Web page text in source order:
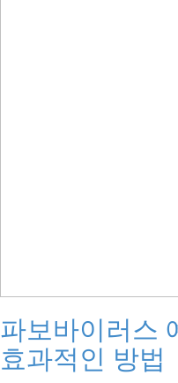
파보바이러스
효과적인 방법